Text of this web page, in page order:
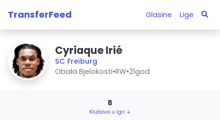
TransferFeed Glasine Lige
Cyriaque Irié
SC Freiburg
Obala Bjelokosti•RW•21god
8
Klubova u igri ↓